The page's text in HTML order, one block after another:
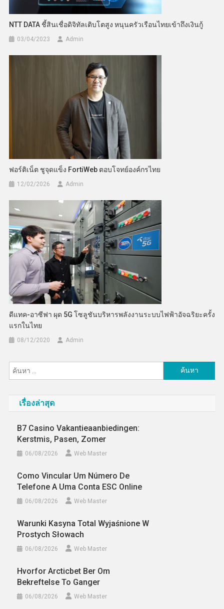
NTT DATA ชี้สินเชื่อดิจิทัลเติบโตสูง หนุนครัวเรือนไทยเข้าถึงเงินกู้
03/04/2023 Admin
ฟอร์ติเน็ต ชูจุดแข็ง FortiWeb ตอบโจทย์องค์กรไทย
12/02/2026 Admin
ดีแทค-อาซีฟา ผุด 5G โซลูชันบริหารพลังงานระบบไฟฟ้าอัจฉริยะครั้ง
แรกในไทย
08/12/2020 Admin
สำหรับ:
เรื่องล่าสุด
B7 Casino Vakantieaanbiedingen:
Kerstmis, Pasen, Zomer
06/08/2026 Web Master
Como Vincular Um Número De
Telefone A Uma Conta ESC Online
06/08/2026 Web Master
Warunki Kasyna Total Wyjaśnione W
Prostych Słowach
06/08/2026 Web Master
Hvorfor Arcticbet Ber Om
Bekreftelse To Ganger
06/08/2026 Web Master